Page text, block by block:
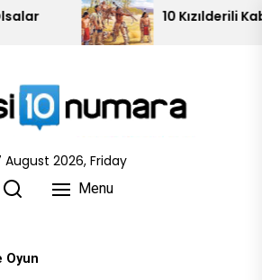
10 Kızılderili Kabilesi
August 2026, Friday
Menu
Oyun